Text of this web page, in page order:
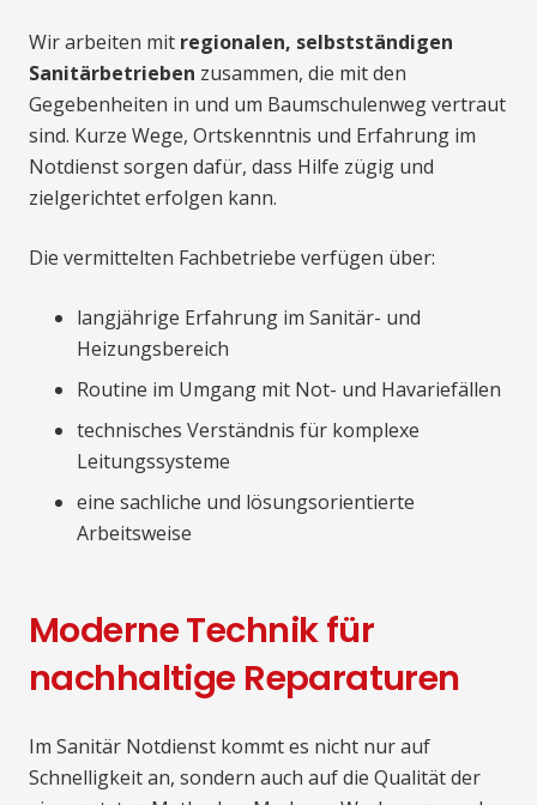
Wir arbeiten mit regionalen, selbstständigen
Sanitärbetrieben zusammen, die mit den
Gegebenheiten in und um Baumschulenweg vertraut
sind. Kurze Wege, Ortskenntnis und Erfahrung im
Notdienst sorgen dafür, dass Hilfe zügig und
zielgerichtet erfolgen kann.
Die vermittelten Fachbetriebe verfügen über:
langjährige Erfahrung im Sanitär- und
Heizungsbereich
Routine im Umgang mit Not- und Havariefällen
technisches Verständnis für komplexe
Leitungssysteme
eine sachliche und lösungsorientierte
Arbeitsweise
Moderne Technik für
nachhaltige Reparaturen
Im Sanitär Notdienst kommt es nicht nur auf
Schnelligkeit an, sondern auch auf die Qualität der